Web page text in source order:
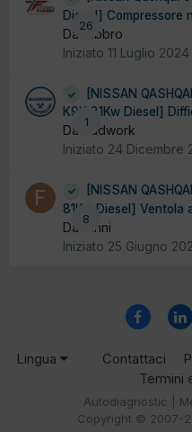
26
Diesel] Compressore
Da fabbro
Iniziato 11 Luglio 2024
1
[NISSAN
K9K 81Kw Diesel]
Da badwork
Iniziato 24 Dicembre
8
[NISSAN
81Kw Diesel] Ventola
Da fanni
Iniziato 25 Giugno
Lingua Contattaci
Termini
Autodiagnostic |
Copyright © 2007-